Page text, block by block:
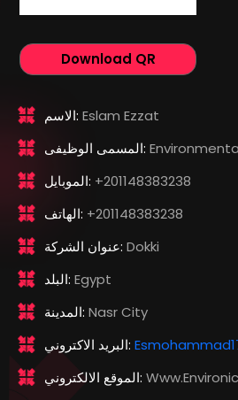
Download QR
الاسم: Eslam Ezzat
المسمى الوظيفى:
الموبايل: +201148383238
الهاتف: +201148383238
عنوان الشركة: Dokki
البلد: Egypt
المدينة: Nasr City
البريد الاكتروني:
الموقع الالكتروني: